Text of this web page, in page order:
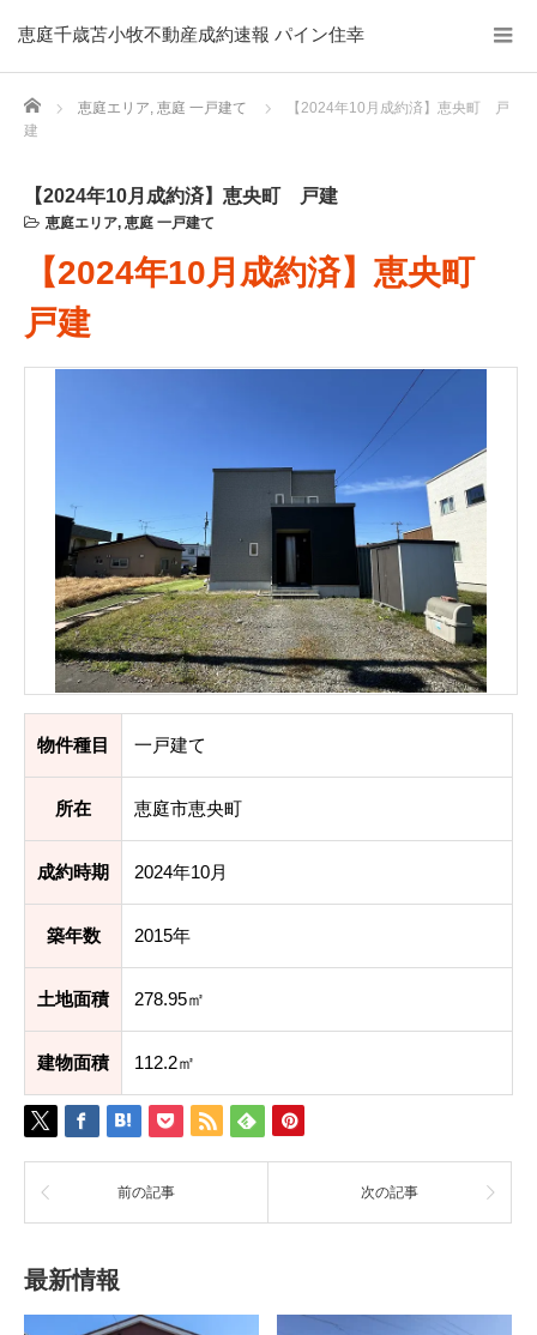
恵庭千歳苫小牧不動産成約速報 パイン住幸
Home 恵庭エリア, 恵庭 一戸建て
【2024年10月成約済】恵央町 戸
建
【2024年10月成約済】恵央町 戸建
恵庭エリア, 恵庭 一戸建て
【2024年10月成約済】恵央町
戸建
物件種目 一戸建て
所在 恵庭市恵央町
成約時期 2024年10月
築年数 2015年
土地面積 278.95㎡
建物面積 112.2㎡
前の記事 次の記事
最新情報